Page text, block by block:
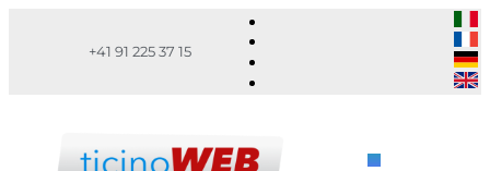
+41 91 225 37 15